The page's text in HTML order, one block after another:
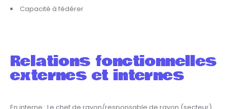
Capacité à fédérer
Relations fonctionnelles
externes et internes